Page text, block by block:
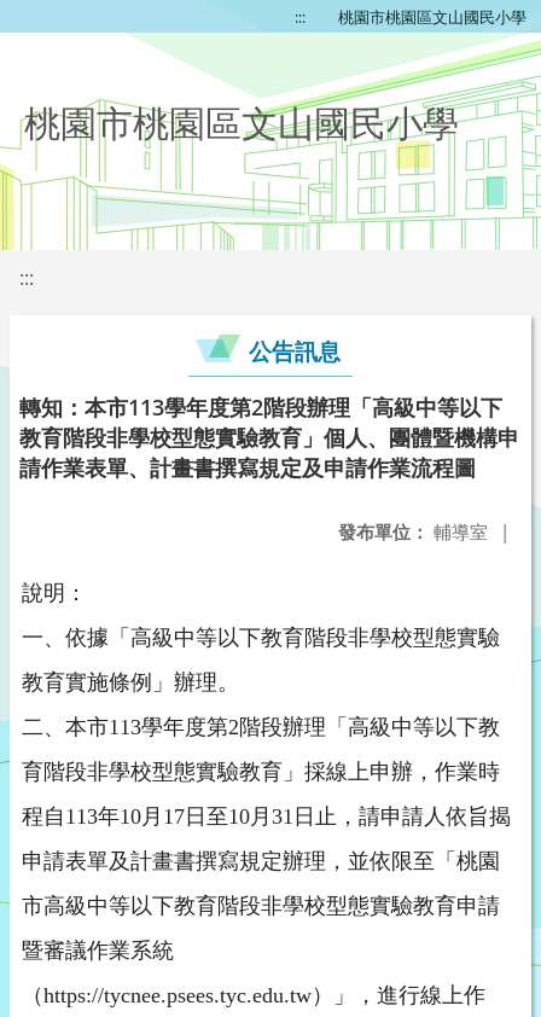
::: 桃園市桃園區文山國民小學
桃園市桃園區文山國民小學
:::
公告訊息
轉知：本市113學年度第2階段辦理「高級中等以下
教育階段非學校型態實驗教育」個人、團體暨機構申
請作業表單、計畫書撰寫規定及申請作業流程圖
發布單位： 輔導室 |
說明：
一、依據「高級中等以下教育階段非學校型態實驗
教育實施條例」辦理。
二、本市113學年度第2階段辦理「高級中等以下教
育階段非學校型態實驗教育」採線上申辦，作業時
程自113年10月17日至10月31日止，請申請人依旨揭
申請表單及計畫書撰寫規定辦理，並依限至「桃園
市高級中等以下教育階段非學校型態實驗教育申請
暨審議作業系統
（https://tycnee.psees.tyc.edu.tw）」，進行線上作